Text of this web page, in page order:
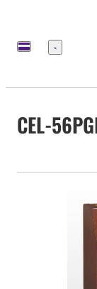
meny
CEL-